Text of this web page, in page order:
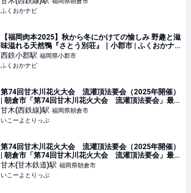
ふくおかナビ
【福岡肉本2025】秋から冬にかけての愉しみ 野趣と滋
味溢れる天然鴨『さとう別荘』｜小郡市 | ふくおかナ
ビ
西鉄小郡駅 福岡県小郡市
ふくおかナビ
第74回甘木川花火大会 流灌頂法要会（2025年開催）
| 朝倉市「第74回甘木川花火大会 流灌頂法要会」最新
情報＆見どころ | 福岡県朝倉市 | いこーよとりっぷ
甘木(西鉄線)駅 福岡県朝倉市
いこーよとりっぷ
第74回甘木川花火大会 流灌頂法要会（2025年開催）
| 朝倉市「第74回甘木川花火大会 流灌頂法要会」最新
情報＆見どころ | 福岡県朝倉市 | いこーよとりっぷ
甘木(甘木鉄道)駅 福岡県朝倉市
いこーよとりっぷ